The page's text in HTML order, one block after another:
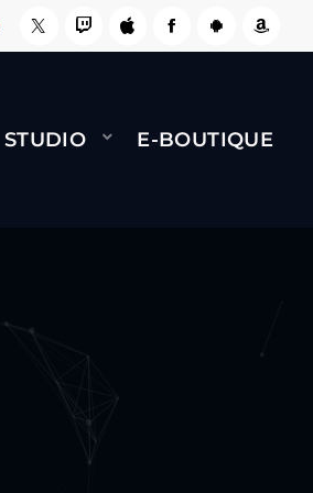
NAMI BERNARD MINET - FLY
STUDIO E-BOUTIQUE